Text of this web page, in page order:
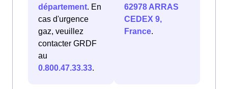
département. En
cas d'urgence
gaz, veuillez
contacter GRDF
au
0.800.47.33.33.
62978 ARRAS
CEDEX 9,
France.